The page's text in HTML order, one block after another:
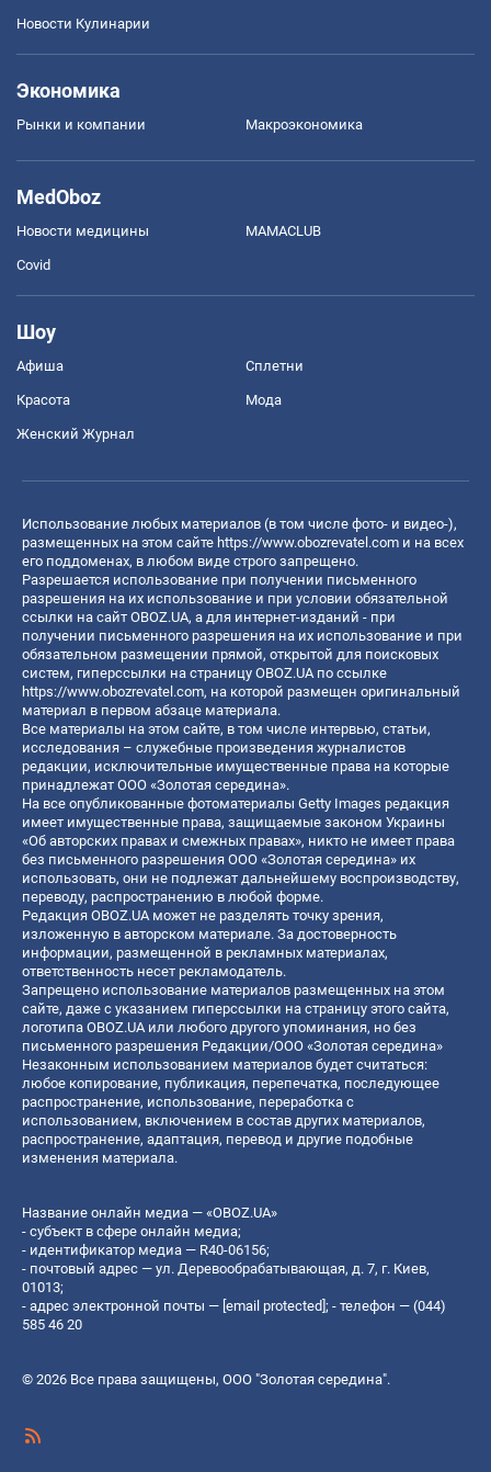
Новости Кулинарии
Экономика
Рынки и компании Mакроэкономика
MedOboz
Новости медицины MAMACLUB
Covid
Шоу
Афиша Сплетни
Красота Мода
Женский Журнал
Использование любых материалов (в том числе фото- и видео-),
размещенных на этом сайте https://www.obozrevatel.com и на всех
его поддоменах, в любом виде строго запрещено.
Разрешается использование при получении письменного
разрешения на их использование и при условии обязательной
ссылки на сайт OBOZ.UA, а для интернет-изданий - при
получении письменного разрешения на их использование и при
обязательном размещении прямой, открытой для поисковых
систем, гиперссылки на страницу OBOZ.UA по ссылке
https://www.obozrevatel.com, на которой размещен оригинальный
материал в первом абзаце материала.
Все материалы на этом сайте, в том числе интервью, статьи,
исследования – служебные произведения журналистов
редакции, исключительные имущественные права на которые
принадлежат ООО «Золотая середина».
На все опубликованные фотоматериалы Getty Images редакция
имеет имущественные права, защищаемые законом Украины
«Об авторских правах и смежных правах», никто не имеет права
без письменного разрешения ООО «Золотая середина» их
использовать, они не подлежат дальнейшему воспроизводству,
переводу, распространению в любой форме.
Редакция OBOZ.UA может не разделять точку зрения,
изложенную в авторском материале. За достоверность
информации, размещенной в рекламных материалах,
ответственность несет рекламодатель.
Запрещено использование материалов размещенных на этом
сайте, даже с указанием гиперссылки на страницу этого сайта,
логотипа OBOZ.UA или любого другого упоминания, но без
письменного разрешения Редакции/ООО «Золотая середина»
Незаконным использованием материалов будет считаться:
любое копирование, публикация, перепечатка, последующее
распространение, использование, переработка с
использованием, включением в состав других материалов,
распространение, адаптация, перевод и другие подобные
изменения материала.
Название онлайн медиа — «OBOZ.UA»
- субъект в сфере онлайн медиа;
- идентификатор медиа — R40-06156;
- почтовый адрес — ул. Деревообрабатывающая, д. 7, г. Киев,
01013;
- адрес электронной почты — [email protected] ; - телефон — (044)
585 46 20
© 2026 Все права защищены, ООО "Золотая середина".